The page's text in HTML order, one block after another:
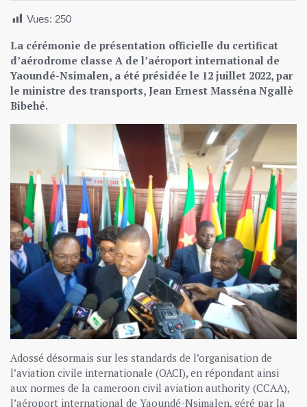
Vues: 250
La cérémonie de présentation officielle du certificat
d’aérodrome classe A de l’aéroport international de
Yaoundé-Nsimalen, a été présidée le 12 juillet 2022, par
le ministre des transports, Jean Ernest Masséna Ngallè
Bibehé.
Adossé désormais sur les standards de l’organisation de
l’aviation civile internationale (OACI), en répondant ainsi
aux normes de la cameroon civil aviation authority (CCAA),
l’aéroport international de Yaoundé-Nsimalen, géré par la